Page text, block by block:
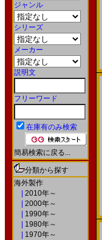
ジャンル
シリーズ
メーカー
説明文
フリーワード
在庫有のみ検索
簡易検索に戻る...
分類から探す
海外製作
2010年～
2000年～
1990年～
1980年～
1970年～